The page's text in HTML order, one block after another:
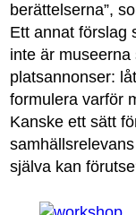
berättelserna”,
Ett annat förslag
inte är
platsannonser:
formulera varför
Kanske ett sätt
själva kan